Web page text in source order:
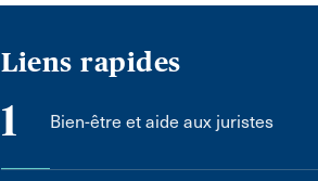
Liens rapides
1 Bien-être et aide aux juristes